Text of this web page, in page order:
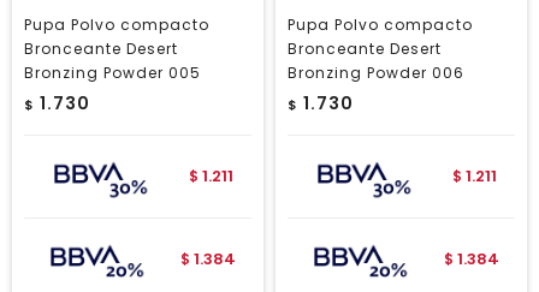
Pupa Polvo compacto
Bronceante Desert
Bronzing Powder 005
$ 1.730
$ 1.211
$ 1.384
Pupa Polvo compacto
Bronceante Desert
Bronzing Powder 006
$ 1.730
$ 1.211
$ 1.384